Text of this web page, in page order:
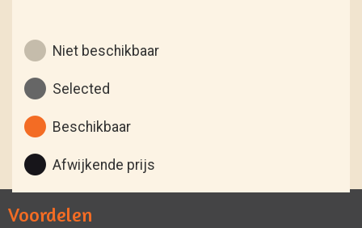
Niet beschikbaar
Selected
Beschikbaar
Afwijkende prijs
Voordelen